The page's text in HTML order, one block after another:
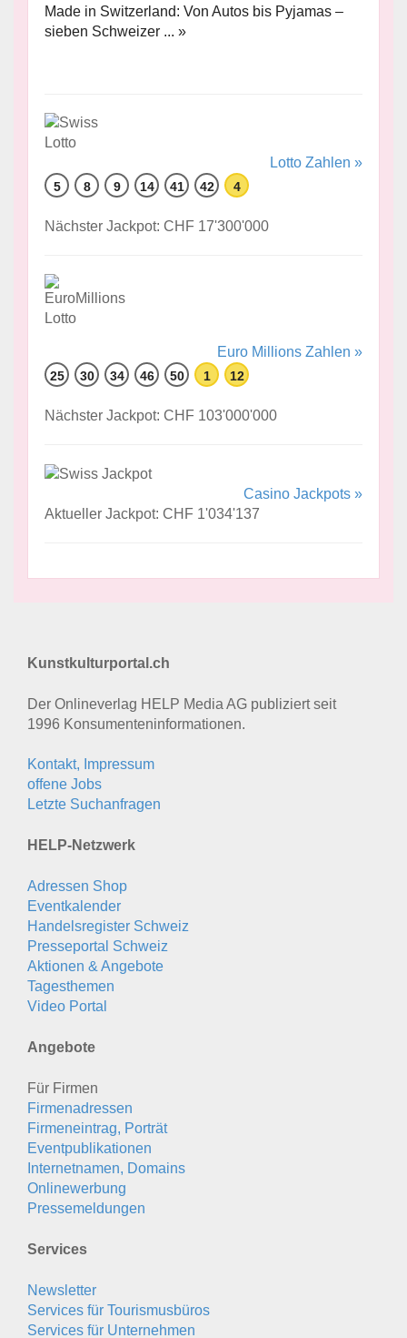
Made in Switzerland: Von Autos bis Pyjamas –
sieben Schweizer ... »
Lotto Zahlen »
5 8 9 14 41 42 4
Nächster Jackpot: CHF 17'300'000
Euro Millions Zahlen »
25 30 34 46 50 1 12
Nächster Jackpot: CHF 103'000'000
Casino Jackpots »
Aktueller Jackpot: CHF 1'034'137
Kunstkulturportal.ch
Der Onlineverlag HELP Media AG publiziert seit
1996 Konsumenten­informationen.
Kontakt, Impressum
offene Jobs
Letzte Suchanfragen
HELP-Netzwerk
Adressen Shop
Eventkalender
Handelsregister Schweiz
Presseportal Schweiz
Aktionen & Angebote
Tagesthemen
Video Portal
Angebote
Für Firmen
Firmenadressen
Firmeneintrag, Porträt
Eventpublikationen
Internetnamen, Domains
Onlinewerbung
Pressemeldungen
Services
Newsletter
Services für Tourismusbüros
Services für Unternehmen